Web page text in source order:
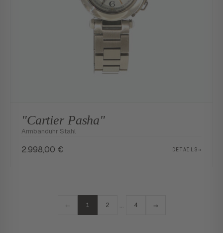
"Cartier Pasha"
Armbanduhr Stahl
2.998,00 € DETAILS→
1 2 … 4 →